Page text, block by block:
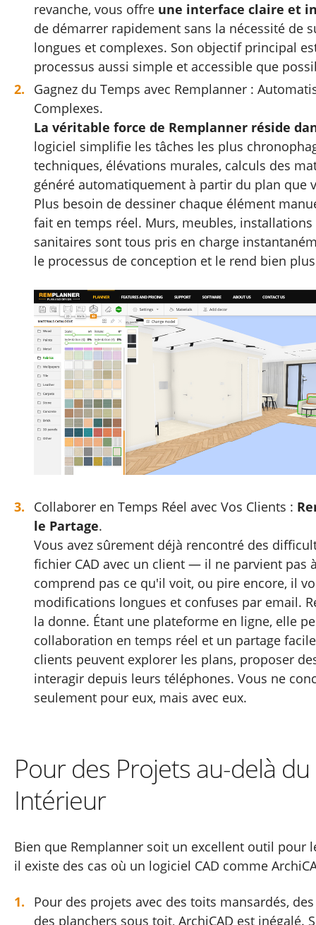
revanche, vous offre une interface claire et
de démarrer rapidement sans la nécessité de
longues et complexes. Son objectif principal
processus aussi simple et accessible que
Gagnez du Temps avec Remplanner :
Complexes.
La véritable force de Remplanner réside
logiciel simplifie les tâches les plus
techniques, élévations murales, calculs des
généré automatiquement à partir du plan que
Plus besoin de dessiner chaque élément
fait en temps réel. Murs, meubles,
sanitaires sont tous pris en charge
le processus de conception et le rend bien
Collaborer en Temps Réel avec Vos Clients :
le Partage.
Vous avez sûrement déjà rencontré des
fichier CAD avec un client — il ne parvient pas
comprend pas ce qu'il voit, ou pire encore, il
modifications longues et confuses par email.
la donne. Étant une plateforme en ligne, elle
collaboration en temps réel et un partage
clients peuvent explorer les plans, proposer
interagir depuis leurs téléphones. Vous ne
seulement pour eux, mais avec eux.
Pour des Projets au-delà
Intérieur
Bien que Remplanner soit un excellent outil pour
il existe des cas où un logiciel CAD comme
Pour des projets avec des toits mansardés,
des planchers sous toit, ArchiCAD est inégalé.